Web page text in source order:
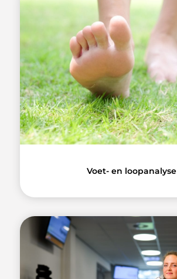
Voet- en loopanalyse